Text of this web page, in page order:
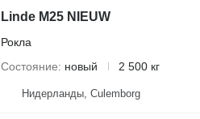
Linde M25 NIEUW
Рокла
Состояние
новый 2 500 кг
Нидерланды, Culemborg